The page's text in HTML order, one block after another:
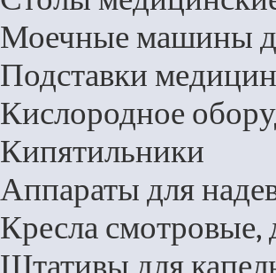
Моечные машины
Подставки
Кислородное
Кипятильники
Аппараты для
Кресла смотровые,